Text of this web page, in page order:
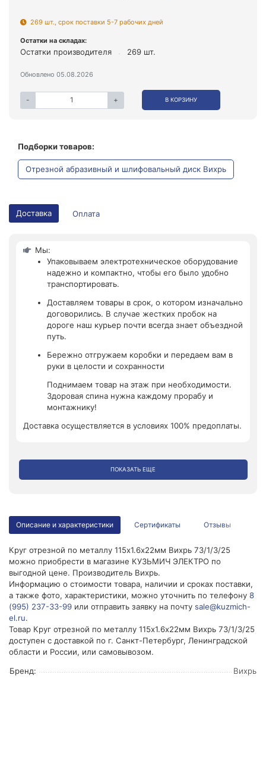
269 шт., срок поставки 5-7 рабочих дней
Остатки на складах:
Остатки производителя 269 шт.
Обновлено 05.08.2026
- + В КОРЗИНУ
Подборки товаров:
Отрезной абразивный и шлифовальный диск Вихрь
Доставка Оплата
Мы:
Упаковываем электротехническое оборудование
надежно и компактно, чтобы его было удобно
транспортировать.
Доставляем товары в срок, о котором изначально
договорились. В случае жестких пробок на
дороге наш курьер почти всегда знает объездной
путь.
Бережно отгружаем коробки и передаем вам в
руки в целости и сохранности
Поднимаем товар на этаж при необходимости.
Здоровая спина нужна каждому прорабу и
монтажнику!
Доставка осуществляется в условиях 100% предоплаты.
ПОКАЗАТЬ ЕЩЕ
Описание и характеристики Сертификаты Отзывы
Круг отрезной по металлу 115х1.6х22мм Вихрь 73/1/3/25
можно приобрести в магазине КУЗЬМИЧ ЭЛЕКТРО по
выгодной цене. Производитель Вихрь.
Информацию о стоимости товара, наличии и сроках поставки,
а также фото, характеристики, можно уточнить по телефону 8
(995) 237-33-99 или отправить заявку на почту sale@kuzmich-
el.ru.
Товар Круг отрезной по металлу 115х1.6х22мм Вихрь 73/1/3/25
доступен с доставкой по г. Санкт-Петербург, Ленинградской
области и России, или самовывозом.
Бренд:
Вихрь